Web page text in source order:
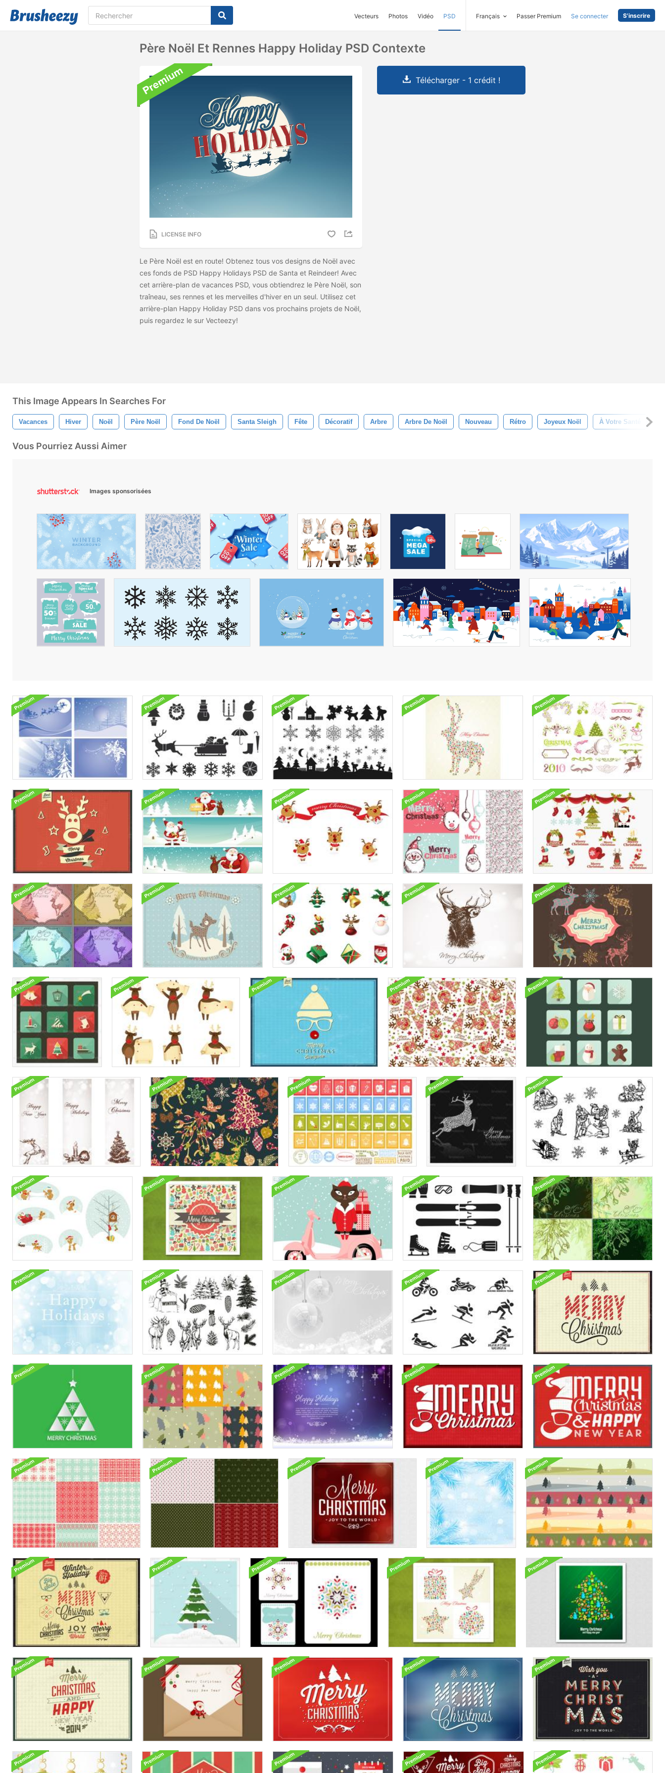
Vecteurs Photos Vidéo PSD Français Passer Premium Se connecter S'inscrire
Père Noël Et Rennes Happy Holiday PSD Contexte
LICENSE INFO
Le Père Noël est en route! Obtenez tous vos designs de Noël avec
ces fonds de PSD Happy Holidays PSD de Santa et Reindeer! Avec
cet arrière-plan de vacances PSD, vous obtiendrez le Père Noël, son
traîneau, ses rennes et les merveilles d'hiver en un seul. Utilisez cet
arrière-plan Happy Holiday PSD dans vos prochains projets de Noël,
puis regardez le sur Vecteezy!
Télécharger - 1 crédit !
This Image Appears In Searches For
Vacances Hiver Noël Père Noël Fond De Noël Santa Sleigh Fête Décoratif Arbre Arbre De Noël Nouveau Rétro Joyeux Noël À Votre Santé
Vous Pourriez Aussi Aimer
Images sponsorisées